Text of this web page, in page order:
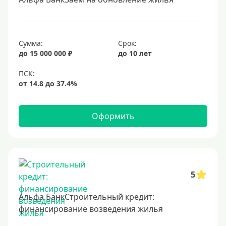
Долгосрочные
Год
3 года
4 года
6 лет
8 лет
9 лет
Сумма:
до 15 000 000 ₽
Срок:
до 10 лет
Оформить
5
Альфа БанкСтроительный кредит:
финансирование возведения жилья